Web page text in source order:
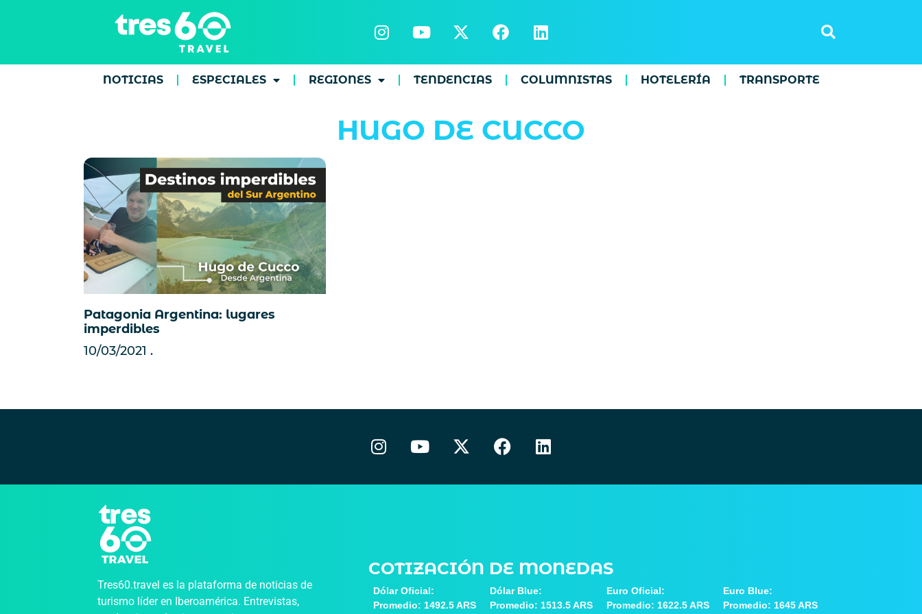
NOTICIAS ESPECIALES REGIONES TENDENCIAS COLUMNISTAS HOTELERÍA TRANSPORTE
HUGO DE CUCCO
Patagonia Argentina: lugares
imperdibles
10/03/2021
Tres60.travel es la plataforma de noticias de
turismo líder en Iberoamérica. Entrevistas,
COTIZACIÓN DE MONEDAS
Dólar Oficial:
Promedio: 1492.5 ARS
Dólar Blue:
Promedio: 1513.5 ARS
Euro Oficial:
Promedio: 1622.5 ARS
Euro Blue:
Promedio: 1645 ARS